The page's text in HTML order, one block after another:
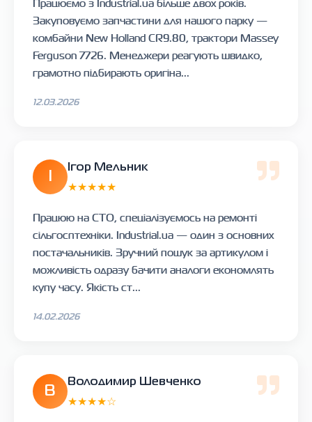
Закуповуємо запчастини для нашого парку —
комбайни New Holland CR9.80, трактори Massey
Ferguson 7726. Менеджери реагують швидко,
грамотно підбирають оригіна...
12.03.2026
Ігор Мельник
★★★★★
Працюю на СТО, спеціалізуємось на ремонті
сільгосптехніки. Industrial.ua — один з основних
постачальників. Зручний пошук за артикулом і
можливість одразу бачити аналоги економлять
купу часу. Якість ст...
14.02.2026
В
Володимир Шевченко
★★★★☆